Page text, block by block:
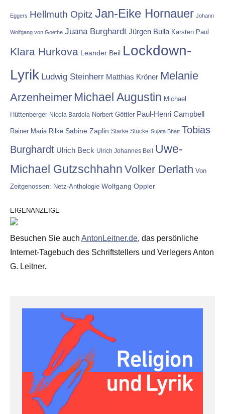
Eggers Hellmuth Opitz Jan-Eike Hornauer Johann
Wolfgang von Goethe Juana Burghardt Jürgen Bulla Karsten Paul
Klara Hurkova Leander Beil Lockdown-
Lyrik Ludwig Steinherr Matthias Kröner Melanie
Arzenheimer Michael Augustin Michael
Hüttenberger Nicola Bardola Norbert Göttler Paul-Henri Campbell
Rainer Maria Rilke Sabine Zaplin Starke Stücke Sujata Bhatt Tobias
Burghardt Ulrich Beck Ulrich Johannes Beil Uwe-
Michael Gutzschhahn Volker Derlath Von
Zeitgenossen: Netz-Anthologie Wolfgang Oppler
EIGENANZEIGE
Besuchen Sie auch AntonLeitner.de, das persönliche
Internet-Tagebuch des Schriftstellers und Verlegers Anton
G. Leitner.